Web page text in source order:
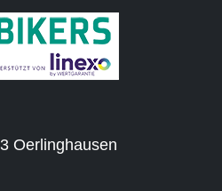
Oerlinghausen